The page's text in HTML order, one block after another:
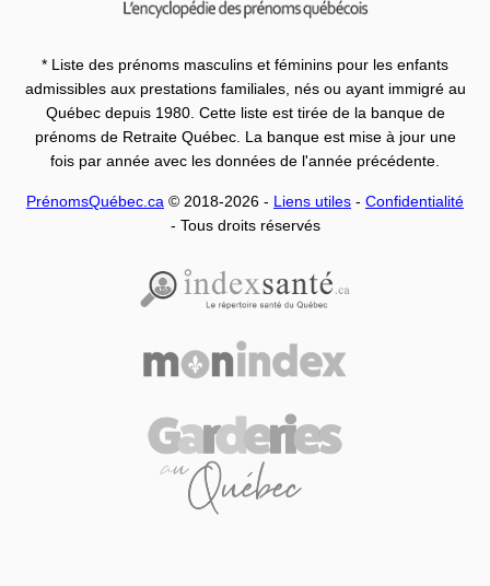
* Liste des prénoms masculins et féminins pour les enfants
admissibles aux prestations familiales, nés ou ayant immigré au
Québec depuis 1980. Cette liste est tirée de la banque de
prénoms de Retraite Québec. La banque est mise à jour une
fois par année avec les données de l'année précédente.
PrénomsQuébec.ca © 2018-2026 - Liens utiles - Confidentialité
- Tous droits réservés